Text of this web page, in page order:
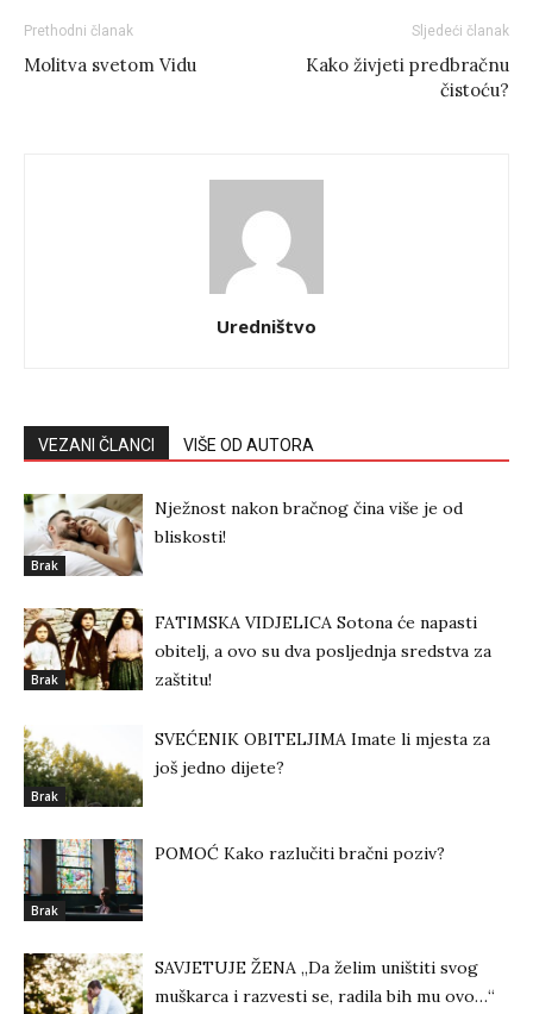
Prethodni članak
Molitva svetom Vidu
Sljedeći članak
Kako živjeti predbračnu
čistoću?
Uredništvo
VEZANI ČLANCI VIŠE OD AUTORA
Brak
Nježnost nakon bračnog čina više je od
bliskosti!
Brak
FATIMSKA VIDJELICA Sotona će napasti
obitelj, a ovo su dva posljednja sredstva za
zaštitu!
Brak
SVEĆENIK OBITELJIMA Imate li mjesta za
još jedno dijete?
Brak
POMOĆ Kako razlučiti bračni poziv?
SAVJETUJE ŽENA „Da želim uništiti svog
muškarca i razvesti se, radila bih mu ovo…“